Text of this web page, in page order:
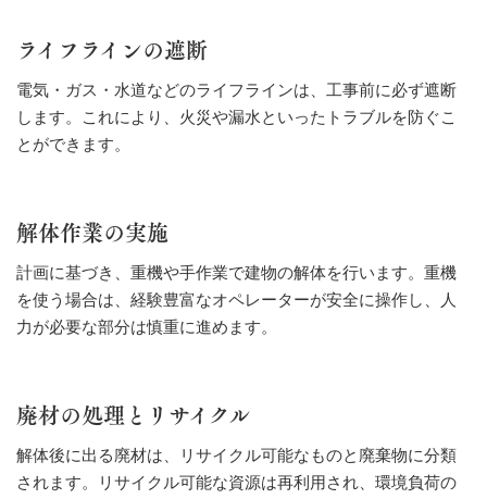
ライフラインの遮断
電気・ガス・水道などのライフラインは、工事前に必ず遮断
します。これにより、火災や漏水といったトラブルを防ぐこ
とができます。
解体作業の実施
計画に基づき、重機や手作業で建物の解体を行います。重機
を使う場合は、経験豊富なオペレーターが安全に操作し、人
力が必要な部分は慎重に進めます。
廃材の処理とリサイクル
解体後に出る廃材は、リサイクル可能なものと廃棄物に分類
されます。リサイクル可能な資源は再利用され、環境負荷の